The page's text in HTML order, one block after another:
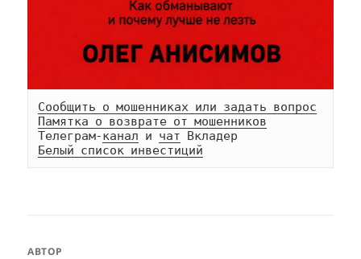
Сообщить о мошенниках или задать вопрос
Памятка о возврате от мошенников
Телеграм-канал и чат
Белый список инвестиций
АВТОР